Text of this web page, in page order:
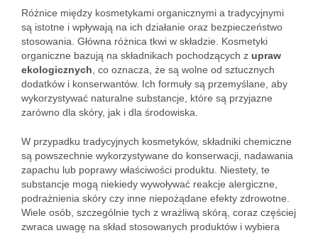
Różnice między kosmetykami organicznymi a tradycyjnymi
są istotne i wpływają na ich działanie oraz bezpieczeństwo
stosowania. Główna różnica tkwi w składzie. Kosmetyki
organiczne bazują na składnikach pochodzących z upraw
ekologicznych , co oznacza, że są wolne od sztucznych
dodatków i konserwantów. Ich formuły są przemyślane, aby
wykorzystywać naturalne substancje, które są przyjazne
zarówno dla skóry, jak i dla środowiska.
W przypadku tradycyjnych kosmetyków, składniki chemiczne
są powszechnie wykorzystywane do konserwacji, nadawania
zapachu lub poprawy właściwości produktu. Niestety, te
substancje mogą niekiedy wywoływać reakcje alergiczne,
podrażnienia skóry czy inne niepożądane efekty zdrowotne.
Wiele osób, szczególnie tych z wrażliwą skórą, coraz częściej
zwraca uwagę na skład stosowanych produktów i wybiera